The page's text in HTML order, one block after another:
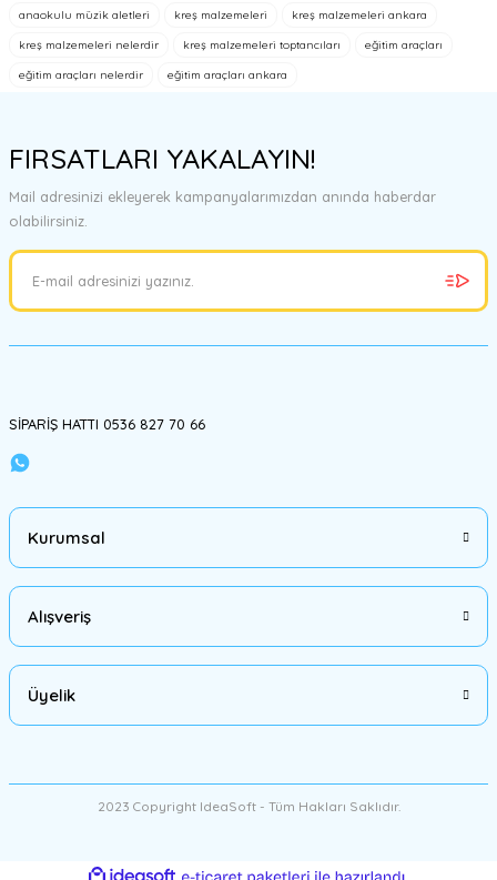
tarafımıza iletebilirsiniz.
Ürün bilgilerinde hatalar bulunuyor.
Bu ürüne benzer farklı alternatifler olmalı.
anaokulu müzik aletleri kreş malzemeleri kreş malzemeleri ankara
kreş malzemeleri nelerdir kreş malzemeleri toptancıları eğitim araçları
eğitim araçları nelerdir eğitim araçları ankara
FIRSATLARI YAKALAYIN!
Mail adresinizi ekleyerek kampanyalarımızdan anında haberdar
olabilirsiniz.
SİPARİŞ HATTI 0536 827 70 66
Kurumsal
Alışveriş
Üyelik
2023 Copyright IdeaSoft - Tüm Hakları Saklıdır.
ideasoft e-